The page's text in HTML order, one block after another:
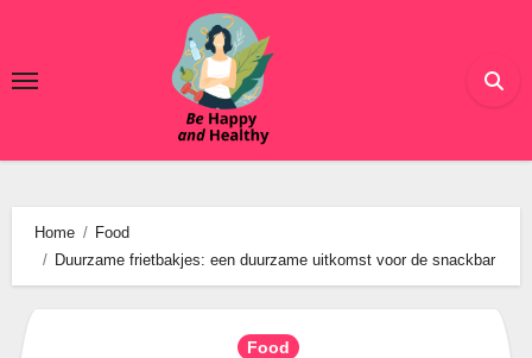
de
Home
Food
Duurzame frietbakjes: een duurzame uitkomst voor de snackbar
Food